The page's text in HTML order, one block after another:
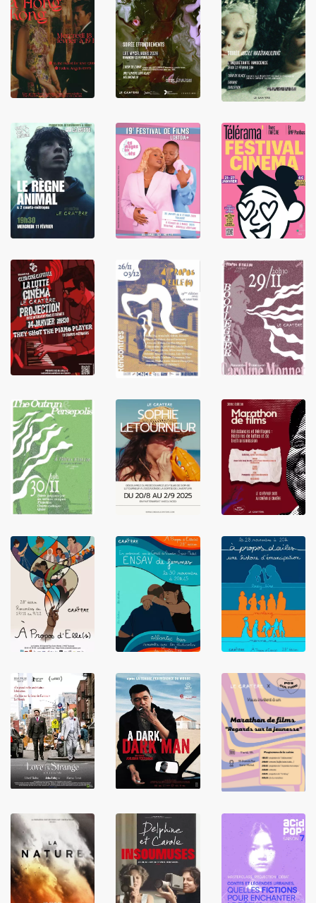
LIRE
LIRE
LIRE
LIRE
LIRE
LIRE LIRE
LIRE
LIRE LIRE LIRE
LIRE LIRE
LIRE LIRE LIRE
LIRE LIRE
LIRE